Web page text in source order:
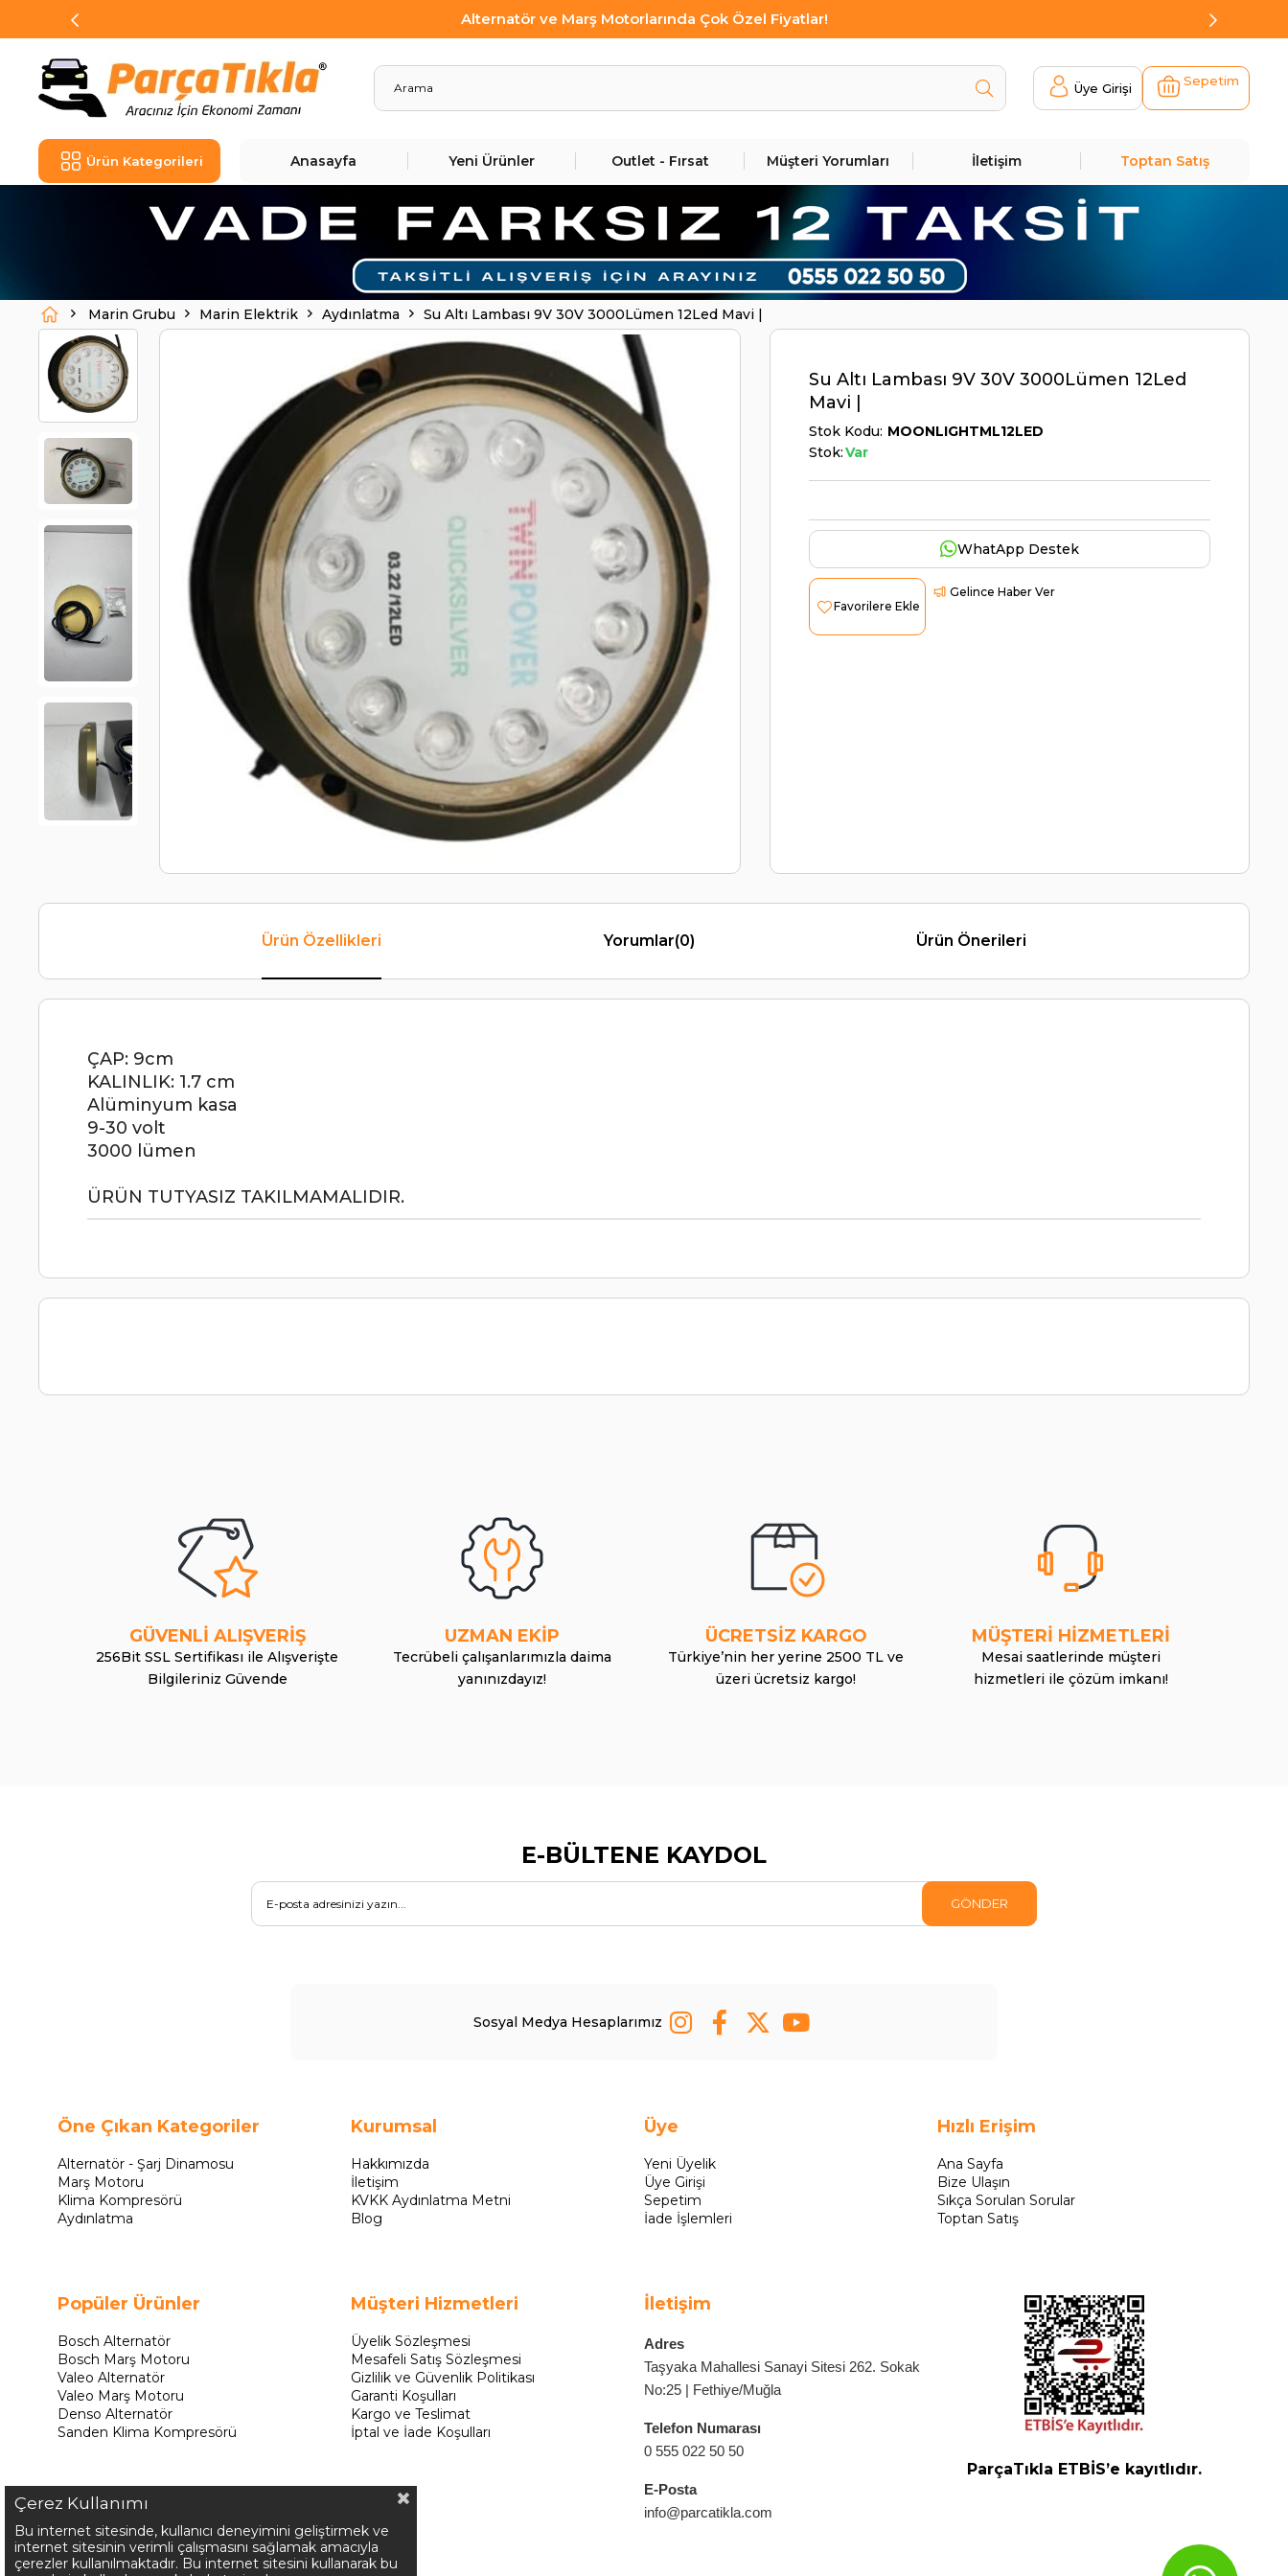
Alternatör ve Marş Motorlarında Çok Özel Fiyatlar!
Üye Girişi Sepetim
Ürün Kategorileri Anasayfa Yeni Ürünler Outlet - Fırsat Müşteri Yorumları İletişim Toptan Satış
Marin Grubu Marin Elektrik Aydınlatma Su Altı Lambası 9V 30V 3000Lümen 12Led Mavi |
Su Altı Lambası 9V 30V 3000Lümen 12Led
Mavi |
Stok Kodu MOONLIGHTML12LED
Stok:Var
WhatApp Destek
Favorilere Ekle
Gelince Haber Ver
Ürün Özellikleri Yorumlar(0) Ürün Önerileri
ÇAP: 9cm
KALINLIK: 1.7 cm
Alüminyum kasa
9-30 volt
3000 lümen
ÜRÜN TUTYASIZ TAKILMAMALIDIR.
GÜVENLİ ALIŞVERİŞ
256Bit SSL Sertifikası ile Alışverişte
Bilgileriniz Güvende
UZMAN EKİP
Tecrübeli çalışanlarımızla daima
yanınızdayız!
ÜCRETSİZ KARGO
Türkiye’nin her yerine 2500 TL ve
üzeri ücretsiz kargo!
MÜŞTERİ HİZMETLERİ
Mesai saatlerinde müşteri
hizmetleri ile çözüm imkanı!
E-BÜLTENE KAYDOL
GÖNDER
Sosyal Medya Hesaplarımız
Öne Çıkan Kategoriler
Alternatör - Şarj Dinamosu
Marş Motoru
Klima Kompresörü
Aydınlatma
Popüler Ürünler
Bosch Alternatör
Bosch Marş Motoru
Valeo Alternatör
Valeo Marş Motoru
Denso Alternatör
Sanden Klima Kompresörü
Kurumsal
Hakkımızda
İletişim
KVKK Aydınlatma Metni
Blog
Müşteri Hizmetleri
Üyelik Sözleşmesi
Mesafeli Satış Sözleşmesi
Gizlilik ve Güvenlik Politikası
Garanti Koşulları
Kargo ve Teslimat
İptal ve İade Koşulları
Üye
Yeni Üyelik
Üye Girişi
Sepetim
İade İşlemleri
İletişim
Adres
Taşyaka Mahallesi Sanayi Sitesi 262. Sokak
No:25 | Fethiye/Muğla
Telefon Numarası
0 555 022 50 50
E-Posta
info@parcatikla.com
Hızlı Erişim
Ana Sayfa
Bize Ulaşın
Sıkça Sorulan Sorular
Toptan Satış
ParçaTıkla ETBİS’e kayıtlıdır.
Çerez Kullanımı
Bu internet sitesinde, kullanıcı deneyimini geliştirmek ve
internet sitesinin verimli çalışmasını sağlamak amacıyla
çerezler kullanılmaktadır. Bu internet sitesini kullanarak bu